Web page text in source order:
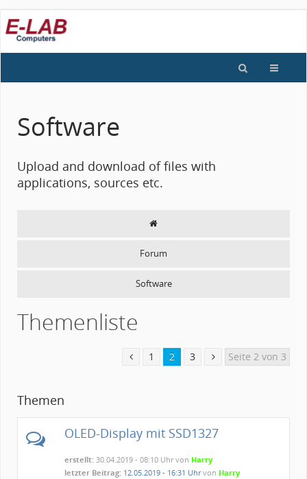
Software
Upload and download of files with
applications, sources etc.
Forum
Software
Themenliste
1 2 3 Seite 2 von 3
Themen
OLED-Display mit SSD1327
erstellt:30.04.2019 - 08:10 Uhr von Harry
letzter Beitrag: 12.05.2019 - 16:31 Uhrvon Harry